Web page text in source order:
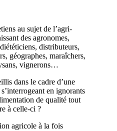
au sujet de l’agri-
des agronomes,
distributeurs,
géographes, maraîchers,
vignerons…
dans le cadre d’une
en ignorants
de qualité tout
à celle-ci ?
agricole à la fois